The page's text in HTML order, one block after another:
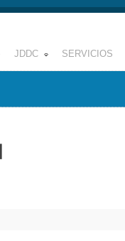
JDDC SERVICIOS